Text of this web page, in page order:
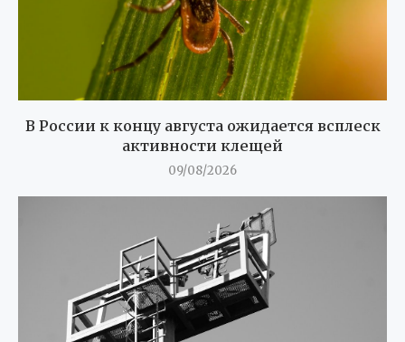
В России к концу августа ожидается всплеск
активности клещей
09/08/2026